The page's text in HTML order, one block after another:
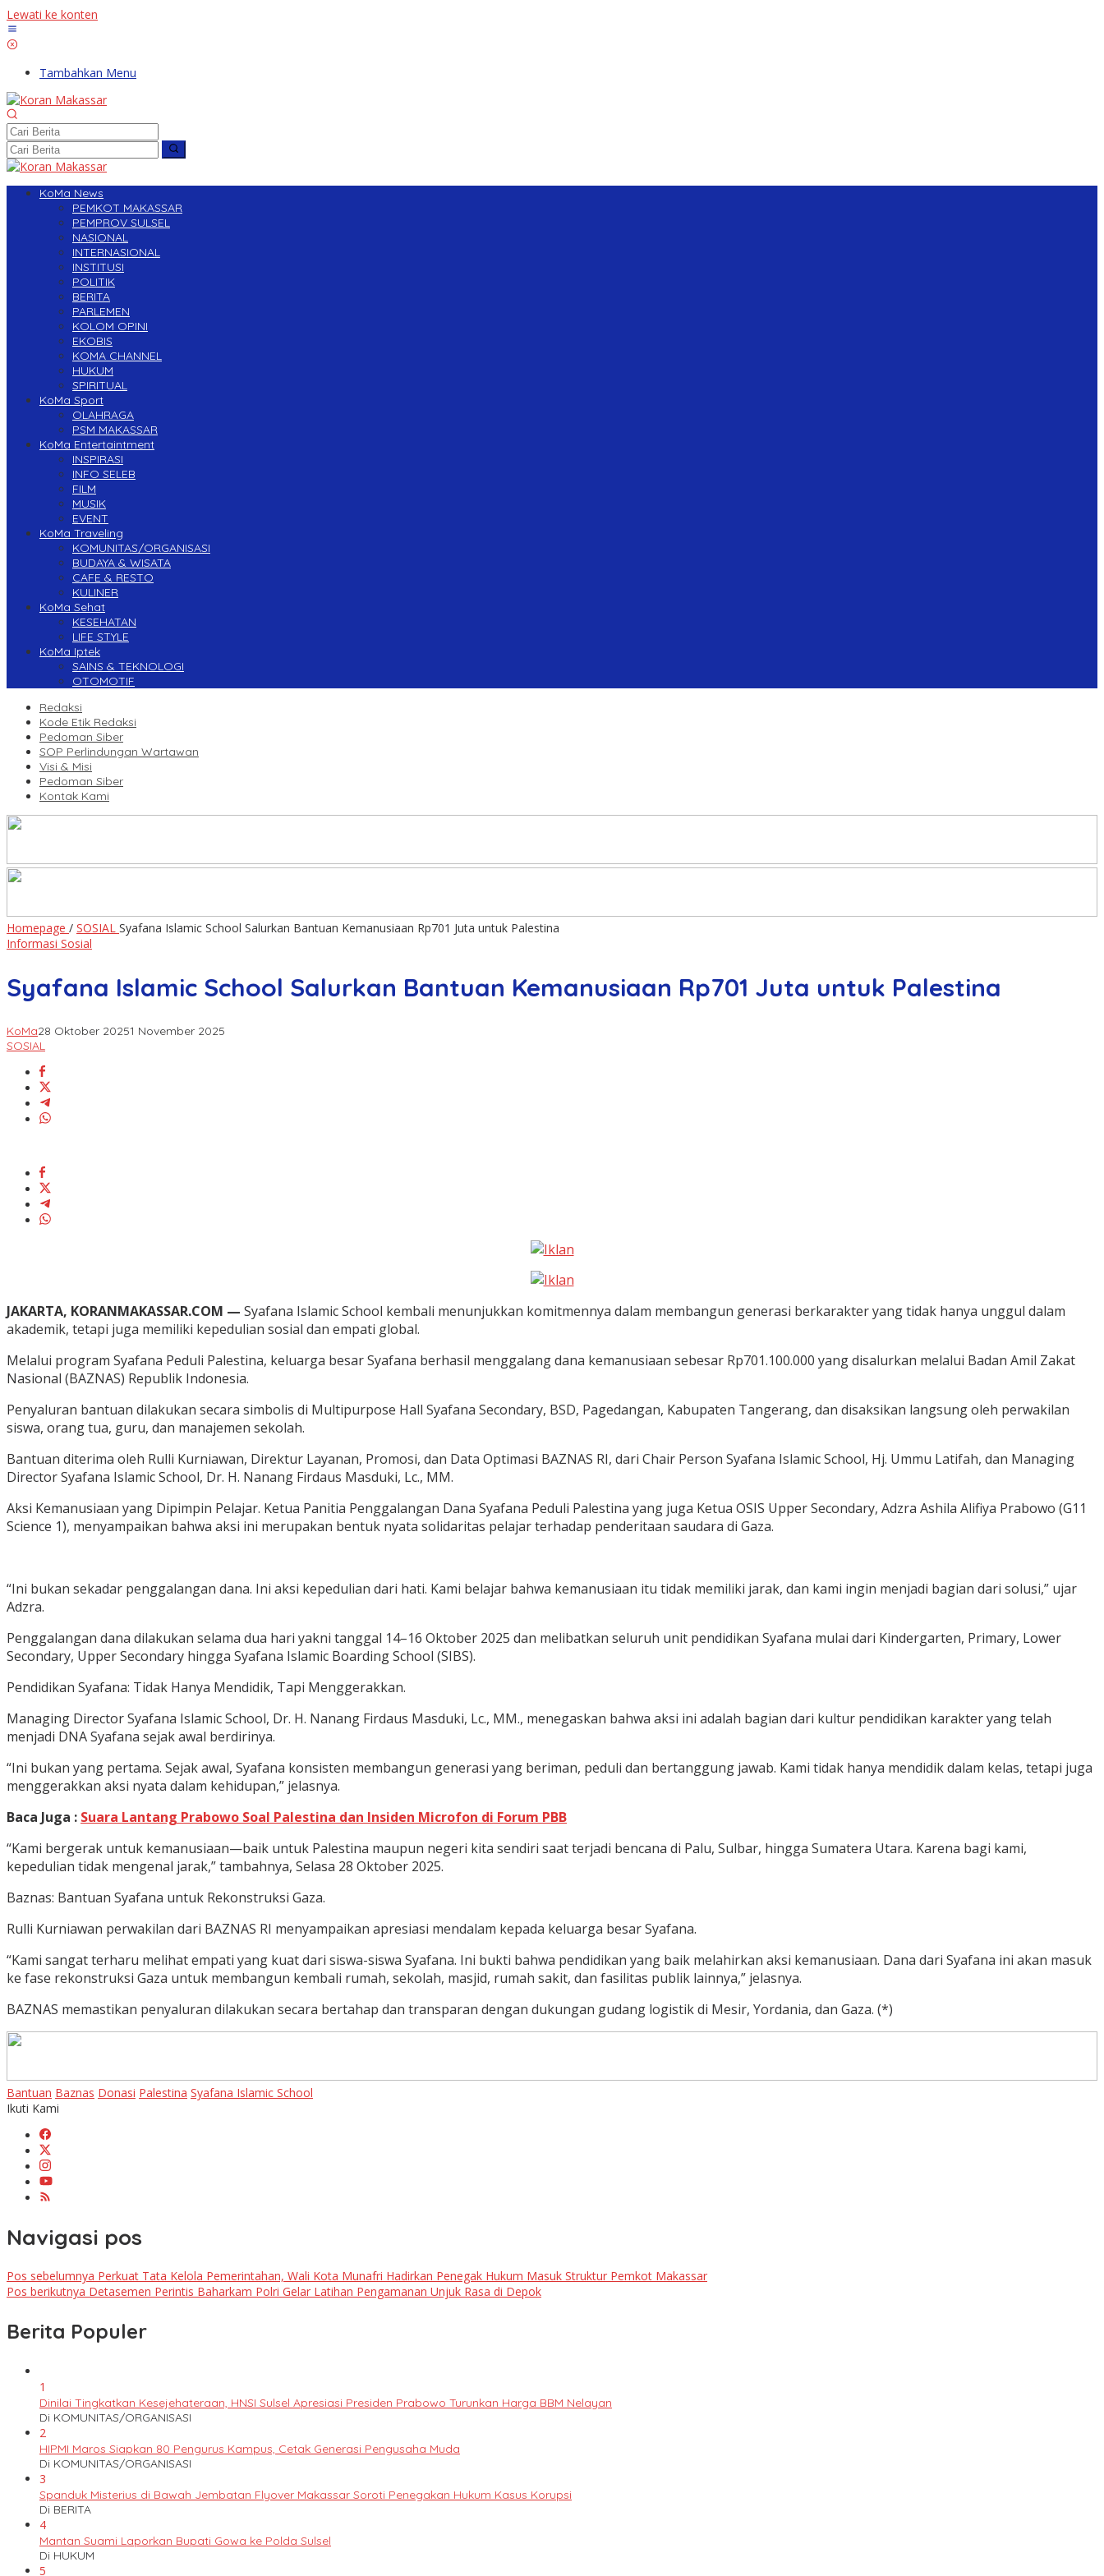
Lewati ke konten
Tambahkan Menu
KoMa News
PEMKOT MAKASSAR
PEMPROV SULSEL
NASIONAL
INTERNASIONAL
INSTITUSI
POLITIK
BERITA
PARLEMEN
KOLOM OPINI
EKOBIS
KOMA CHANNEL
HUKUM
SPIRITUAL
KoMa Sport
OLAHRAGA
PSM MAKASSAR
KoMa Entertaintment
INSPIRASI
INFO SELEB
FILM
MUSIK
EVENT
KoMa Traveling
KOMUNITAS/ORGANISASI
BUDAYA & WISATA
CAFE & RESTO
KULINER
KoMa Sehat
KESEHATAN
LIFE STYLE
KoMa Iptek
SAINS & TEKNOLOGI
OTOMOTIF
Redaksi
Kode Etik Redaksi
Pedoman Siber
SOP Perlindungan Wartawan
Visi & Misi
Pedoman Siber
Kontak Kami
Homepage / SOSIAL Syafana Islamic School Salurkan Bantuan Kemanusiaan Rp701 Juta untuk Palestina
Informasi Sosial
Syafana Islamic School Salurkan Bantuan Kemanusiaan Rp701 Juta untuk Palestina
KoMa28 Oktober 20251 November 2025
SOSIAL
JAKARTA, KORANMAKASSAR.COM — Syafana Islamic School kembali menunjukkan komitmennya dalam membangun generasi berkarakter yang tidak hanya unggul dalam
akademik, tetapi juga memiliki kepedulian sosial dan empati global.
Melalui program Syafana Peduli Palestina, keluarga besar Syafana berhasil menggalang dana kemanusiaan sebesar Rp701.100.000 yang disalurkan melalui Badan Amil Zakat
Nasional (BAZNAS) Republik Indonesia.
Penyaluran bantuan dilakukan secara simbolis di Multipurpose Hall Syafana Secondary, BSD, Pagedangan, Kabupaten Tangerang, dan disaksikan langsung oleh perwakilan
siswa, orang tua, guru, dan manajemen sekolah.
Bantuan diterima oleh Rulli Kurniawan, Direktur Layanan, Promosi, dan Data Optimasi BAZNAS RI, dari Chair Person Syafana Islamic School, Hj. Ummu Latifah, dan Managing
Director Syafana Islamic School, Dr. H. Nanang Firdaus Masduki, Lc., MM.
Aksi Kemanusiaan yang Dipimpin Pelajar. Ketua Panitia Penggalangan Dana Syafana Peduli Palestina yang juga Ketua OSIS Upper Secondary, Adzra Ashila Alifiya Prabowo (G11
Science 1), menyampaikan bahwa aksi ini merupakan bentuk nyata solidaritas pelajar terhadap penderitaan saudara di Gaza.
“Ini bukan sekadar penggalangan dana. Ini aksi kepedulian dari hati. Kami belajar bahwa kemanusiaan itu tidak memiliki jarak, dan kami ingin menjadi bagian dari solusi,” ujar
Adzra.
Penggalangan dana dilakukan selama dua hari yakni tanggal 14–16 Oktober 2025 dan melibatkan seluruh unit pendidikan Syafana mulai dari Kindergarten, Primary, Lower
Secondary, Upper Secondary hingga Syafana Islamic Boarding School (SIBS).
Pendidikan Syafana: Tidak Hanya Mendidik, Tapi Menggerakkan.
Managing Director Syafana Islamic School, Dr. H. Nanang Firdaus Masduki, Lc., MM., menegaskan bahwa aksi ini adalah bagian dari kultur pendidikan karakter yang telah
menjadi DNA Syafana sejak awal berdirinya.
“Ini bukan yang pertama. Sejak awal, Syafana konsisten membangun generasi yang beriman, peduli dan bertanggung jawab. Kami tidak hanya mendidik dalam kelas, tetapi juga
menggerakkan aksi nyata dalam kehidupan,” jelasnya.
Baca Juga : Suara Lantang Prabowo Soal Palestina dan Insiden Microfon di Forum PBB
“Kami bergerak untuk kemanusiaan—baik untuk Palestina maupun negeri kita sendiri saat terjadi bencana di Palu, Sulbar, hingga Sumatera Utara. Karena bagi kami,
kepedulian tidak mengenal jarak,” tambahnya, Selasa 28 Oktober 2025.
Baznas: Bantuan Syafana untuk Rekonstruksi Gaza.
Rulli Kurniawan perwakilan dari BAZNAS RI menyampaikan apresiasi mendalam kepada keluarga besar Syafana.
“Kami sangat terharu melihat empati yang kuat dari siswa-siswa Syafana. Ini bukti bahwa pendidikan yang baik melahirkan aksi kemanusiaan. Dana dari Syafana ini akan masuk
ke fase rekonstruksi Gaza untuk membangun kembali rumah, sekolah, masjid, rumah sakit, dan fasilitas publik lainnya,” jelasnya.
BAZNAS memastikan penyaluran dilakukan secara bertahap dan transparan dengan dukungan gudang logistik di Mesir, Yordania, dan Gaza. (*)
Bantuan Baznas Donasi Palestina Syafana Islamic School
Ikuti Kami
Navigasi pos
Pos sebelumnya Perkuat Tata Kelola Pemerintahan, Wali Kota Munafri Hadirkan Penegak Hukum Masuk Struktur Pemkot Makassar
Pos berikutnya Detasemen Perintis Baharkam Polri Gelar Latihan Pengamanan Unjuk Rasa di Depok
Berita Populer
1
Dinilai Tingkatkan Kesejehateraan, HNSI Sulsel Apresiasi Presiden Prabowo Turunkan Harga BBM Nelayan
Di KOMUNITAS/ORGANISASI
2
HIPMI Maros Siapkan 80 Pengurus Kampus, Cetak Generasi Pengusaha Muda
Di KOMUNITAS/ORGANISASI
3
Spanduk Misterius di Bawah Jembatan Flyover Makassar Soroti Penegakan Hukum Kasus Korupsi
Di BERITA
4
Mantan Suami Laporkan Bupati Gowa ke Polda Sulsel
Di HUKUM
5